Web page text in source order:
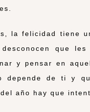
la felicidad tiene
que
y pensar en
depende de ti y
año hay que